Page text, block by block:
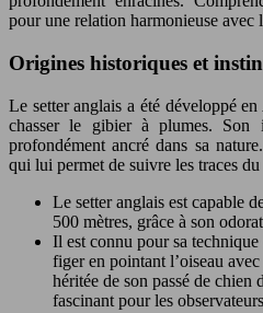
pour une relation harmonieuse avec
Origines historiques et
Le setter anglais a été développé
chasser le gibier à plumes. Son
profondément ancré dans sa
qui lui permet de suivre les traces
Le setter anglais est capable
500 mètres, grâce à son
Il est connu pour sa technique
figer en pointant l’oiseau
héritée de son passé de chien
fascinant pour les